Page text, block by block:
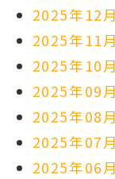
2025年12
2025年11
2025年10
2025年09
2025年08
2025年07
2025年06